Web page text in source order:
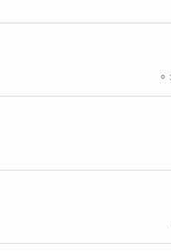
0